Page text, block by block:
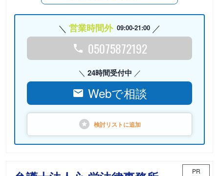
営業時間外 09:00-21:00
05075872192
24時間受付中
Webで相談
検討リストに追加
PR